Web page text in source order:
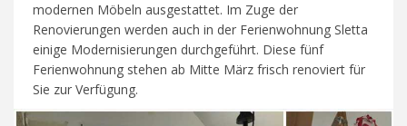
modernen Möbeln ausgestattet. Im Zuge der
Renovierungen werden auch in der Ferienwohnung Sletta
einige Modernisierungen durchgeführt. Diese fünf
Ferienwohnung stehen ab Mitte März frisch renoviert für
Sie zur Verfügung.